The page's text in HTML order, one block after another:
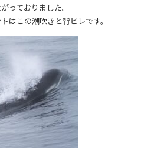
っておりました。
はこの潮吹きと背ビレです。